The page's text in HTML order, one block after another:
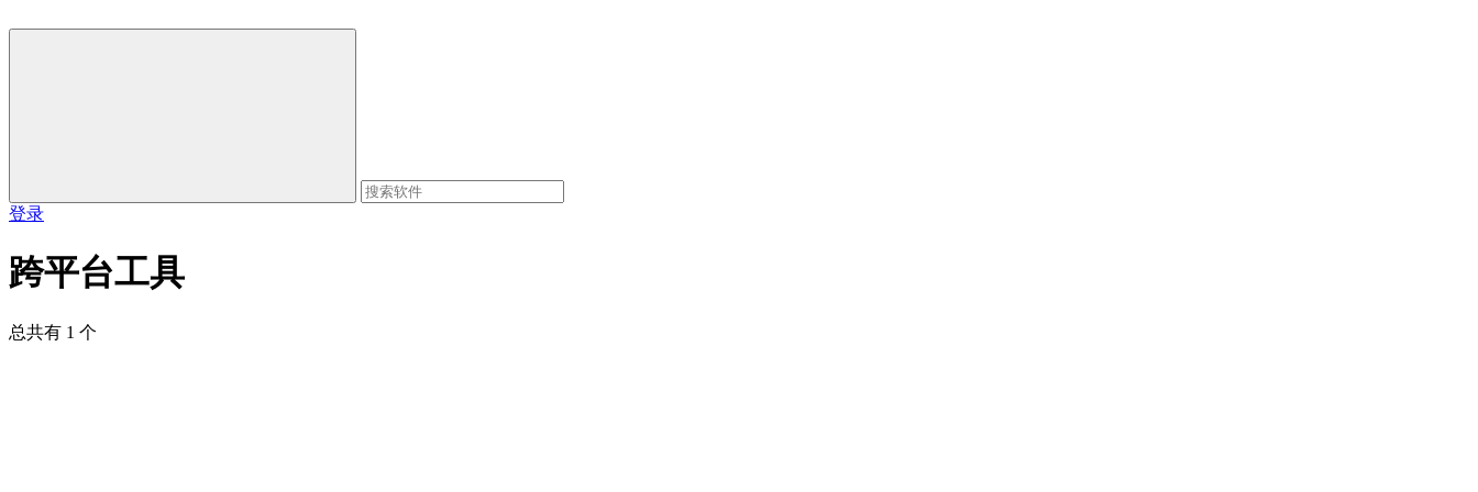
登录
跨平台工具
总共有 1 个